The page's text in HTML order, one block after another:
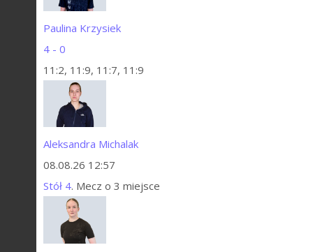
Paulina Krzysiek
4 - 0
11:2, 11:9, 11:7, 11:9
Aleksandra Michalak
08.08.26 12:57
Stół 4. Mecz o 3 miejsce